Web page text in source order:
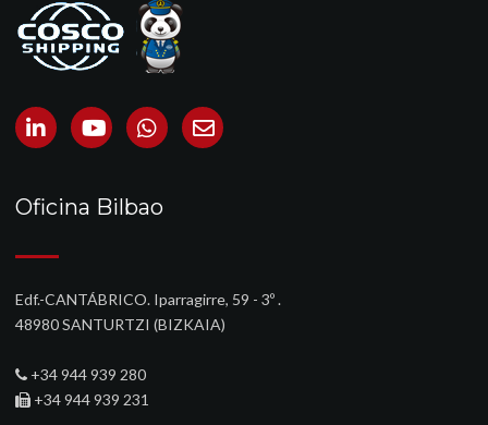
Oficina Bilbao
Edf.-CANTÁBRICO. Iparragirre, 59 - 3º .
48980 SANTURTZI (BIZKAIA)‎
+34 944 939 280
+34 944 939 231